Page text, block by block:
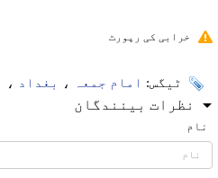
خرابی کی رپورٹ
ٹیگس: امام جمعہ ، بغداد ،
نظرات بینندگان
نام